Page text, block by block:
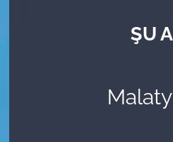
ŞU
Sağlık Personeli Alımı
Son Dakika Haberleri